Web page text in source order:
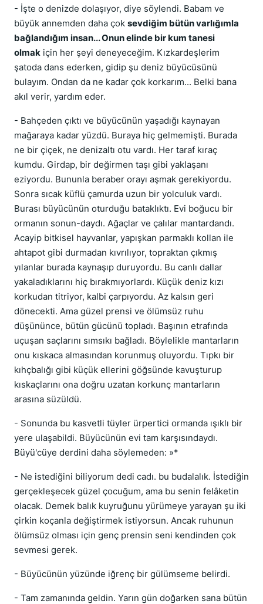
- İşte o denizde dolaşıyor, diye söylendi. Babam ve
büyük annemden daha çok sevdiğim bütün varlığımla
bağlandığım insan... Onun elinde bir kum tanesi
olmak için her şeyi deneyeceğim. Kızkardeşlerim
şatoda dans ederken, gidip şu deniz büyücüsünü
bulayım. Ondan da ne kadar çok korkarım... Belki bana
akıl verir, yardım eder.
- Bahçeden çıktı ve büyücünün yaşadığı kaynayan
mağaraya kadar yüzdü. Buraya hiç gelmemişti. Burada
ne bir çiçek, ne denizaltı otu vardı. Her taraf kıraç
kumdu. Girdap, bir değirmen taşı gibi yaklaşanı
eziyordu. Bununla beraber orayı aşmak gerekiyordu.
Sonra sıcak küflü çamurda uzun bir yolculuk vardı.
Burası büyücünün oturduğu bataklıktı. Evi boğucu bir
ormanın sonun-daydı. Ağaçlar ve çalılar mantardandı.
Acayip bitkisel hayvanlar, yapışkan parmaklı kollan ile
ahtapot gibi durmadan kıvrılıyor, topraktan çıkmış
yılanlar burada kaynaşıp duruyordu. Bu canlı dallar
yakaladıklarını hiç bırakmıyorlardı. Küçük deniz kızı
korkudan titriyor, kalbi çarpıyordu. Az kalsın geri
dönecekti. Ama güzel prensi ve ölümsüz ruhu
düşününce, bütün gücünü topladı. Başının etrafında
uçuşan saçlarını sımsıkı bağladı. Böylelikle mantarların
onu kıskaca almasından korunmuş oluyordu. Tıpkı bir
kıhçbalığı gibi küçük ellerini göğsünde kavuşturup
kıskaçlarını ona doğru uzatan korkunç mantarların
arasına süzüldü.
- Sonunda bu kasvetli tüyler ürpertici ormanda ışıklı bir
yere ulaşabildi. Büyücünün evi tam karşısındaydı.
Büyü'cüye derdini daha söylemeden: »*
- Ne istediğini biliyorum dedi cadı. bu budalalık. İstediğin
gerçekleşecek güzel çocuğum, ama bu senin felâketin
olacak. Demek balık kuyruğunu yürümeye yarayan şu iki
çirkin koçanla değiştirmek istiyorsun. Ancak ruhunun
ölümsüz olması için genç prensin seni kendinden çok
sevmesi gerek.
- Büyücünün yüzünde iğrenç bir gülümseme belirdi.
- Tam zamanında geldin. Yarın gün doğarken sana bütün